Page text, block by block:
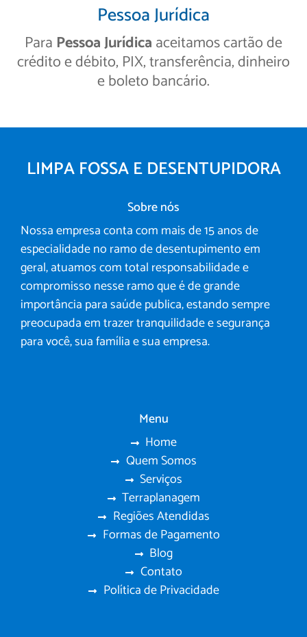
Pessoa Jurídica
Para Pessoa Jurídicaaceitamos cartão de
crédito e débito, PIX, transferência, dinheiro
e boleto bancário.
LIMPA FOSSA E DESENTUPIDORA
Sobre nós
Nossa empresa conta com mais de 15 anos de
especialidade no ramo de desentupimento em
geral, atuamos com total responsabilidade e
compromisso nesse ramo que é de grande
importância para saúde publica, estando sempre
preocupada em trazer tranquilidade e segurança
para você, sua família e sua empresa.
Menu
Home
Quem Somos
Serviços
Terraplanagem
Regiões Atendidas
Formas de Pagamento
Blog
Contato
Política de Privacidade